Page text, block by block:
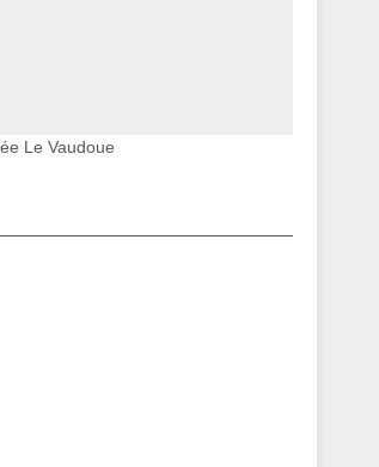
Le Vaudoue